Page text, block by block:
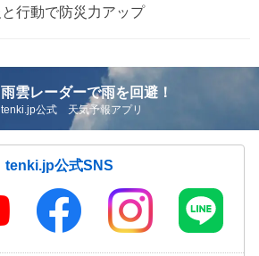
行動で防災力アップ
雨雲レーダーで雨を回避！
tenki.jp公式 天気予報アプリ
tenki.jp公式SNS